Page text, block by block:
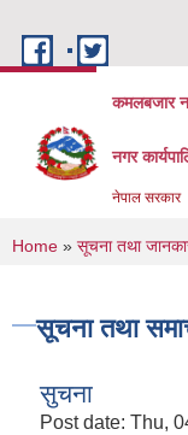
कमलबजार
नगर
नेपाल सरकार
You are
Home » सूचना तथा
सूचना तथा
सुचना
Post date: Thu,